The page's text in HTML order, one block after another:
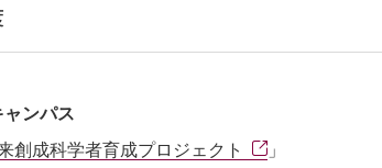
ンパス
創成科学者育成プロジェクト 」